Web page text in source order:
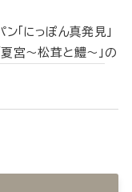
「にっぽん真発見」
夏宮～松茸と鱧〜」 の